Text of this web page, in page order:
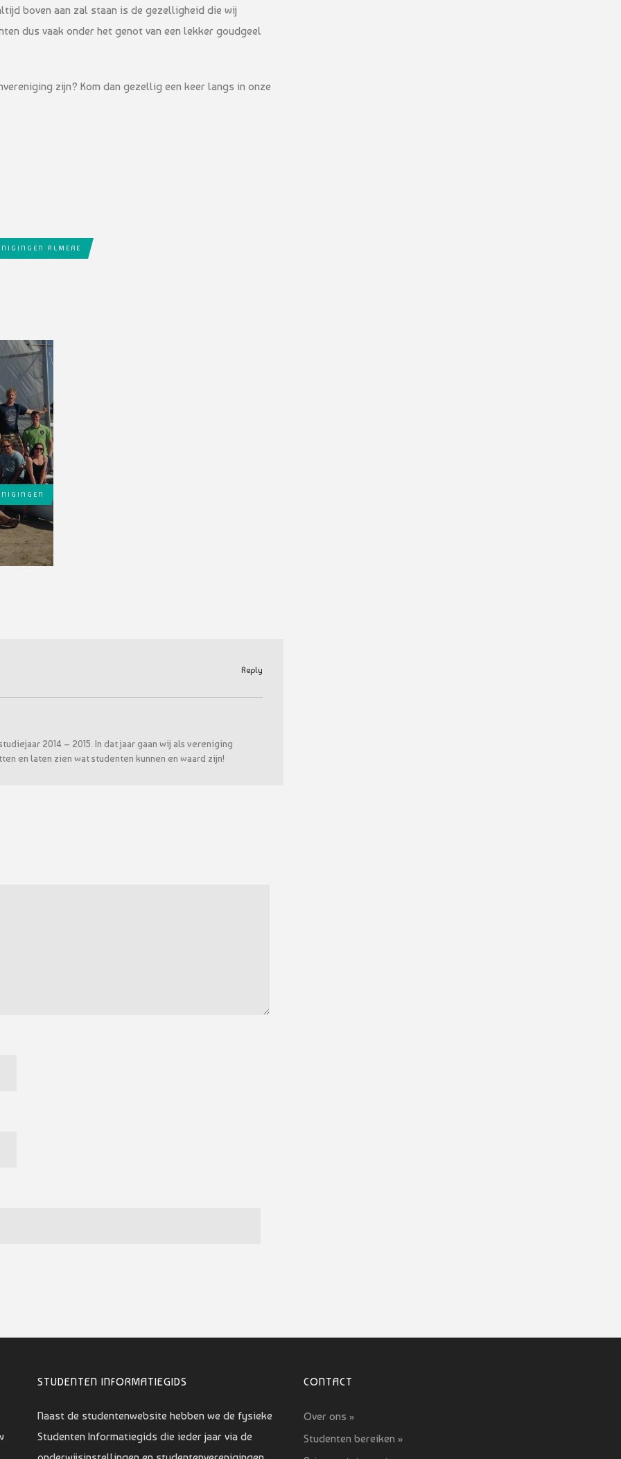
boven aan zal staan is de gezelligheid die wij
dus vaak onder het genot van een lekker goudgeel
zijn? Kom dan gezellig een keer langs in onze
ALMERE
Reply
2014 – 2015. In dat jaar gaan wij als vereniging
en laten zien wat studenten kunnen en waard zijn!
STUDENTEN INFORMATIEGIDS
Naast de studentenwebsite hebben we de fysieke
Studenten Informatiegids die ieder jaar via de
CONTACT
Over ons »
Studenten bereiken »